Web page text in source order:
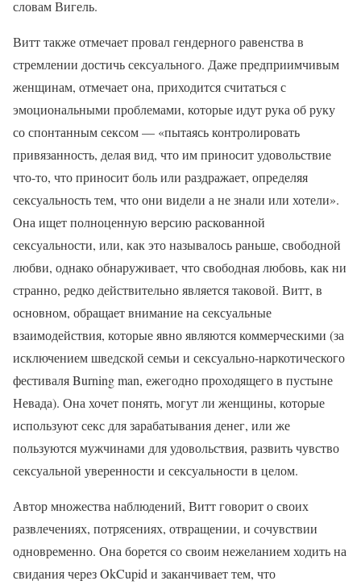
словам Вигель.
Витт также отмечает провал гендерного равенства в
стремлении достичь сексуального. Даже предприимчивым
женщинам, отмечает она, приходится считаться с
эмоциональными проблемами, которые идут рука об руку
со спонтанным сексом — «пытаясь контролировать
привязанность, делая вид, что им приносит удовольствие
что-то, что приносит боль или раздражает, определяя
сексуальность тем, что они видели а не знали или хотели».
Она ищет полноценную версию раскованной
сексуальности, или, как это называлось раньше, свободной
любви, однако обнаруживает, что свободная любовь, как ни
странно, редко действительно является таковой. Витт, в
основном, обращает внимание на сексуальные
взаимодействия, которые явно являются коммерческими (за
исключением шведской семьи и сексуально-наркотического
фестиваля Burning man, ежегодно проходящего в пустыне
Невада). Она хочет понять, могут ли женщины, которые
используют секс для зарабатывания денег, или же
пользуются мужчинами для удовольствия, развить чувство
сексуальной уверенности и сексуальности в целом.
Автор множества наблюдений, Витт говорит о своих
развлечениях, потрясениях, отвращении, и сочувствии
одновременно. Она борется со своим нежеланием ходить на
свидания через OkCupid и заканчивает тем, что